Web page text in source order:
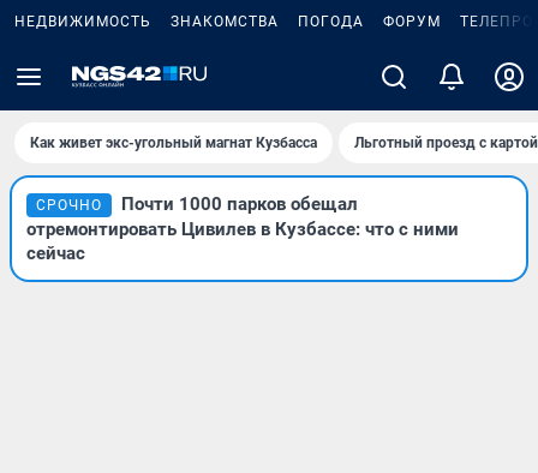
НЕДВИЖИМОСТЬ ЗНАКОМСТВА ПОГОДА ФОРУМ
Как живет экс-угольный магнат Кузбасса Льготный проезд с
СРОЧНО
Почти 1000 парков обещал
отремонтировать Цивилев в Кузбассе: что с ними
сейчас